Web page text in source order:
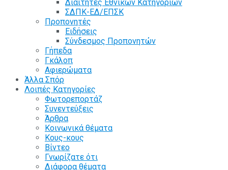
Διαιτητές Εθνικών Κατηγοριών
ΣΔΠΚ-ΕΔ/ΕΠΣΚ
Προπονητές
Ειδήσεις
Σύνδεσμος Προπονητών
Γήπεδα
Γκάλοπ
Αφιερώματα
Άλλα Σπόρ
Λοιπές Κατηγορίες
Φωτορεπορτάζ
Συνεντεύξεις
Άρθρα
Κοινωνικά θέματα
Κους-κους
Βίντεο
Γνωρίζατε ότι
Διάφορα θέματα